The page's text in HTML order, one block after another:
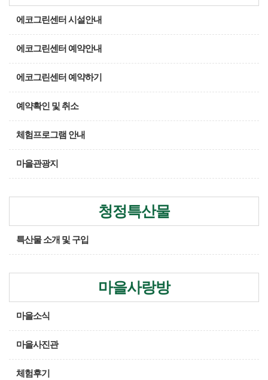
에코그린센터 시설안내
에코그린센터 예약안내
에코그린센터 예약하기
예약확인 및 취소
체험프로그램 안내
마을관광지
청정특산물
특산물 소개 및 구입
마을사랑방
마을소식
마을사진관
체험후기